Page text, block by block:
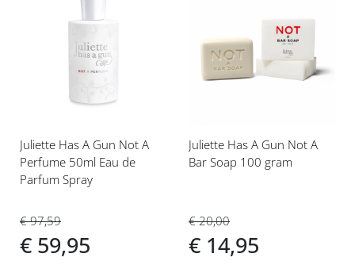
verlanglijst
Juliette Has A Gun Not A
Perfume 50ml Eau de
Parfum Spray
€ 97,59
€ 59,95
aan
verlanglijst
Juliette Has A Gun Not A
Bar Soap 100 gram
€ 20,00
€ 14,95